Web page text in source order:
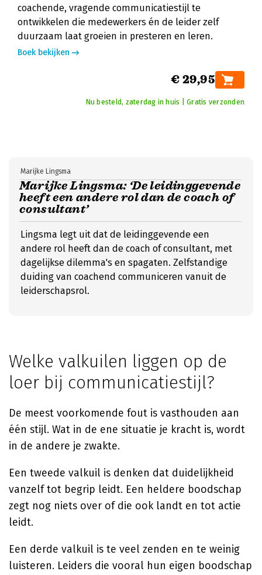
coachende, vragende communicatiestijl te
ontwikkelen die medewerkers én de leider zelf
duurzaam laat groeien in presteren en leren.
Boek bekijken
€ 29,95
Nu besteld, zaterdag in huis | Gratis verzonden
Marijke Lingsma: ‘De leidinggevende
heeft een andere rol dan de coach of
consultant’
Marijke Lingsma
Lingsma legt uit dat de leidinggevende een
andere rol heeft dan de coach of consultant, met
dagelijkse dilemma's en spagaten. Zelfstandige
duiding van coachend communiceren vanuit de
leiderschapsrol.
Welke valkuilen liggen op de
loer bij communicatiestijl?
De meest voorkomende fout is vasthouden aan
één stijl. Wat in de ene situatie je kracht is, wordt
in de andere je zwakte.
Een tweede valkuil is denken dat duidelijkheid
vanzelf tot begrip leidt. Een heldere boodschap
zegt nog niets over of die ook landt en tot actie
leidt.
Een derde valkuil is te veel zenden en te weinig
luisteren. Leiders die vooral hun eigen boodschap